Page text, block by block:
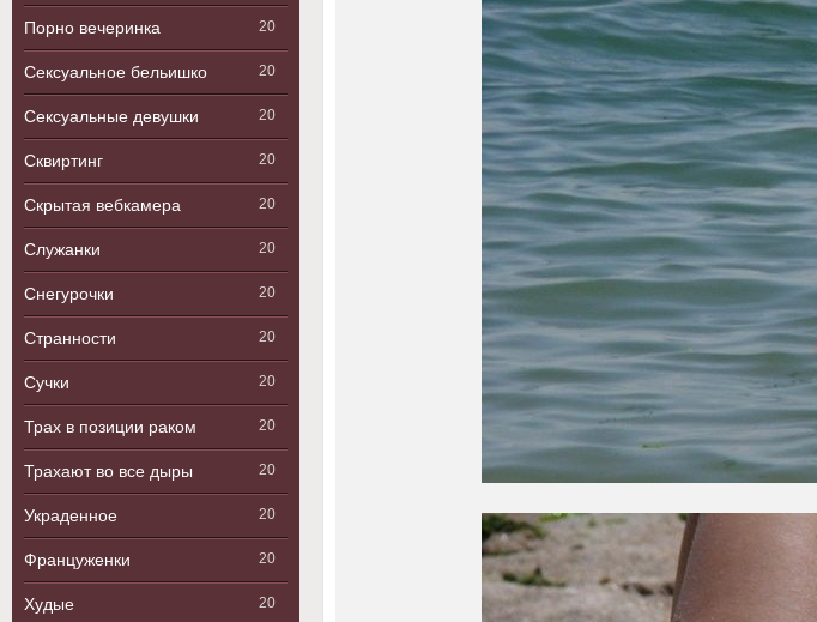
Порно вечеринка 20
Сексуальное бельишко 20
Сексуальные девушки 20
Сквиртинг 20
Скрытая вебкамера 20
Служанки 20
Снегурочки 20
Странности 20
Сучки 20
Трах в позиции раком 20
Трахают во все дыры 20
Украденное 20
Француженки 20
Худые 20